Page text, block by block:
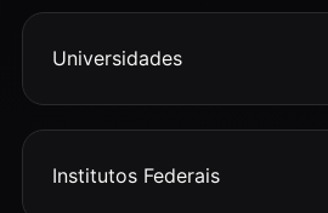
Universidades
Institutos Federais